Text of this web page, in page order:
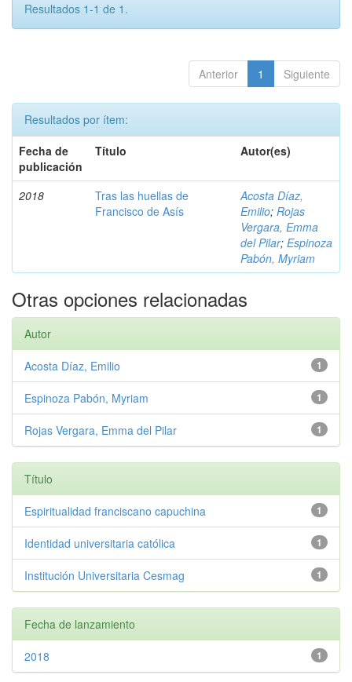
Resultados 1-1 de 1.
Anterior 1 Siguiente
Resultados por ítem:
Fecha de
publicación
Título Autor(es)
2018
Tras las huellas de
Francisco de Asís
Acosta Díaz,
Emilio; Rojas
Vergara, Emma
del Pilar; Espinoza
Pabón, Myriam
Otras opciones relacionadas
Autor
1
Acosta Díaz, Emilio
1
Espinoza Pabón, Myriam
1
Rojas Vergara, Emma del Pilar
Título
1
Espiritualidad franciscano capuchina
1
Identidad universitaria católica
1
Institución Universitaria Cesmag
Fecha de lanzamiento
1
2018